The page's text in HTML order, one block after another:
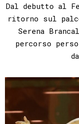
Dal debutto al
ritorno sul
Serena
percorso